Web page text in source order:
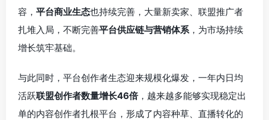
容， 平台商业生态也持续完善，大量新卖家、联盟推广者
扎堆入局，不断完善平台供应链与营销体系，为市场持续
增长筑牢基础。
与此同时，平台创作者生态迎来规模化爆发，一年内日均
活跃联盟创作者数量增长46倍 ，越来越多能够实现稳定出
单的内容创作者扎根平台，形成了内容种草、直播转化的